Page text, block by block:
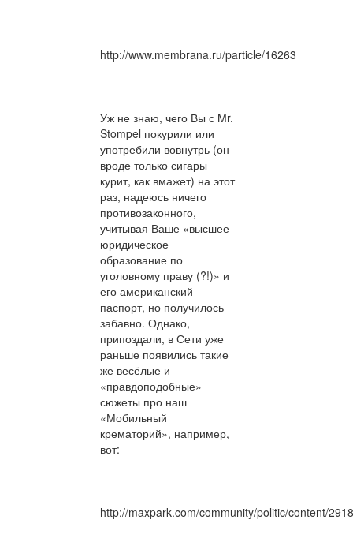
http://www.membrana.ru/particle/16263
Уж не знаю, чего Вы с Mr.
Stompel покурили или
употребили вовнутрь (он
вроде только сигары
курит, как вмажет) на этот
раз, надеюсь ничего
противозаконного,
учитывая Ваше «высшее
юридическое
образование по
уголовному праву (?!)» и
его американский
паспорт, но получилось
забавно. Однако,
припоздали, в Сети уже
раньше появились такие
же весёлые и
«правдоподобные»
сюжеты про наш
«Мобильный
крематорий», например,
вот:
http://maxpark.com/community/politic/content/